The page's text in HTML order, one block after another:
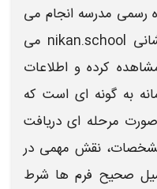
رسمی مدرسه انجام می
گیرد. متقاضیان با مراجعه به نشانی nikan.school می
کرده و اطلاعات
به گونه ای است که
مرحله ای دریافت
نقش مهمی در
صحیح فرم ها شرط